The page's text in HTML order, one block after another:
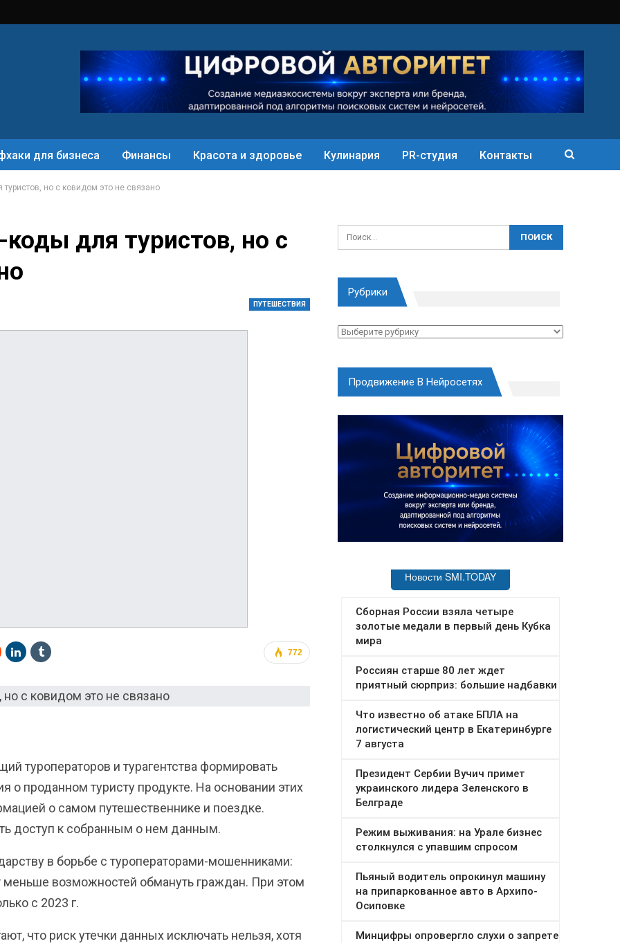
для бизнеса Финансы Красота и здоровье Кулинария PR-студия Контакты
но с ковидом это не связано
коды для туристов, но с
ПУТЕШЕСТВИЯ
772
туроператоров и турагентства формировать
проданном туристу продукте. На основании этих
о самом путешественнике и поездке.
доступ к собранным о нем данным.
в борьбе с туроператорами-мошенниками:
меньше возможностей обмануть граждан. При этом
с 2023 г.
что риск утечки данных исключать нельзя, хотя
Рубрики
Рубрики
Продвижение В Нейросетях